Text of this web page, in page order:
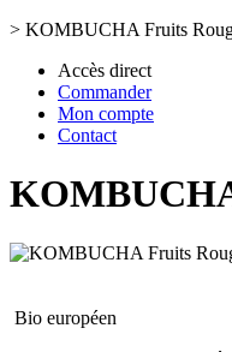
> KOMBUCHA Fruits
Accès direct
Commander
Mon compte
Contact
Bio européen